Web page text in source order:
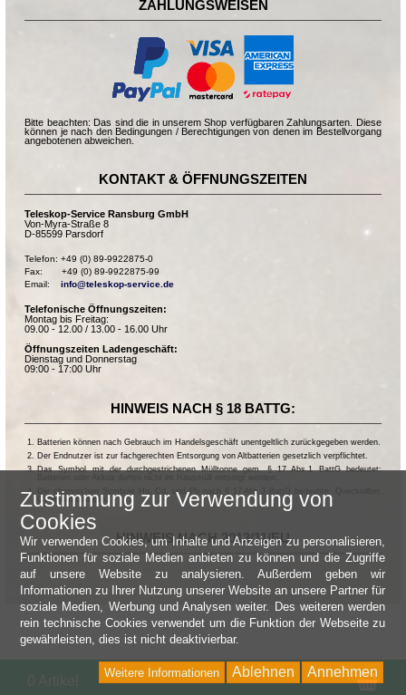
ZAHLUNGSWEISEN
Bitte beachten: Das sind die in unserem Shop verfügbaren Zahlungsarten. Diese
können je nach den Bedingungen / Berechtigungen von denen im Bestellvorgang
angebotenen abweichen.
KONTAKT & ÖFFNUNGSZEITEN
Teleskop-Service Ransburg GmbH
Von-Myra-Straße 8
D-85599 Parsdorf
Telefon: +49 (0) 89-9922875-0
Fax:       +49 (0) 89-9922875-99
Email: info@teleskop-service.de
Telefonische Öffnungszeiten:
Montag bis Freitag:
09.00 - 12.00 / 13.00 - 16.00 Uhr
Öffnungszeiten Ladengeschäft:
Dienstag und Donnerstag
09:00 - 17:00 Uhr
HINWEIS NACH § 18 BATTG:
Batterien können nach Gebrauch im Handelsgeschäft unentgeltlich zurückgegeben werden.
Der Endnutzer ist zur fachgerechten Entsorgung von Altbatterien gesetzlich verpflichtet.
Das Symbol mit der durchgestrichenen Mülltonne gem. § 17 Abs.1 BattG bedeutet:
Die chemischen Symbole Hg, Cd, und Pb nach § 17 Abs.3 BattG bedeuten: Quecksilber,
Cadmium und Blei.
HINWEIS NACH 2013/11/EU
Zustimmung zur Verwendung von
Cookies
Wir verwenden Cookies, um Inhalte und Anzeigen zu personalisieren,
Funktionen für soziale Medien anbieten zu können und die Zugriffe
auf unsere Website zu analysieren. Außerdem geben wir
Informationen zu Ihrer Nutzung unserer Website an unsere Partner für
soziale Medien, Werbung und Analysen weiter. Des weiteren werden
rein technische Cookies verwendet um die Funktion der Webseite zu
gewährleisten, dies ist nicht deaktivierbar.
Annehmen
Ablehnen
Weitere Informationen